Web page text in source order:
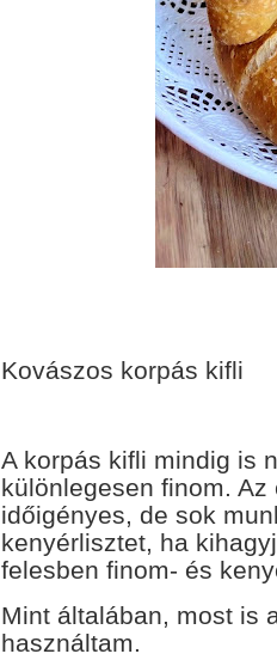
Kovászos korpás kifli
A korpás kifli mindig is
különlegesen finom.
időigényes, de sok
kenyérlisztet, ha
felesben finom- és
Mint általában, most is
használtam.